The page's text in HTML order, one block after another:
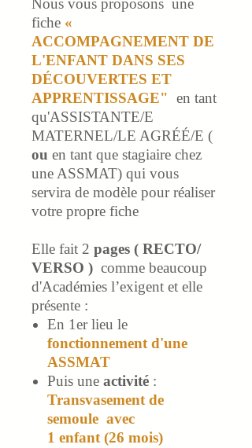
Nous vous proposons une
fiche «
ACCOMPAGNEMENT DE
L'ENFANT DANS SES
DÉCOUVERTES ET
APPRENTISSAGE" en tant
qu'ASSISTANTE/E
MATERNEL/LE AGRÉÉ/E (
ou en tant que stagiaire chez
une ASSMAT) qui vous
servira de modèle pour réaliser
votre propre fiche
Elle fait 2 pages ( RECTO/
VERSO ) comme beaucoup
d'Académies l’exigent et elle
présente :
En 1er lieu le
fonctionnement d'une
ASSMAT
Puis une activité :
Transvasement de
semoule avec
1 enfant (26 mois)